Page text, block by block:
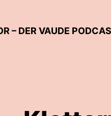
– DER VAUDE